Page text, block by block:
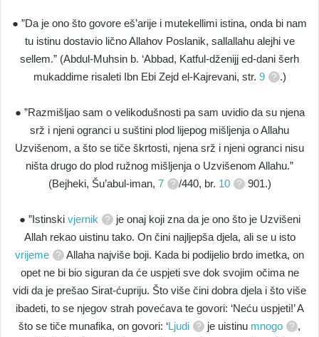
● ”Da je ono što govore eš’arije i mutekellimi istina, onda bi nam
tu istinu dostavio lično Allahov Poslanik, sallallahu alejhi ve
sellem.” (Abdul-Muhsin b. ‘Abbad, Katful-dženijj ed-dani šerh
mukaddime risaleti Ibn Ebi Zejd el-Kajrevani, str. 9 .)
● ”Razmišljao sam o velikodušnosti pa sam uvidio da su njena
srž i njeni ogranci u suštini plod lijepog mišljenja o Allahu
Uzvišenom, a što se tiče škrtosti, njena srž i njeni ogranci nisu
ništa drugo do plod ružnog mišljenja o Uzvišenom Allahu.”
(Bejheki, Šu’abul-iman, 7 /440, br. 10 901.)
● ”Istinski vjernik
je onaj koji zna da je ono što je Uzvišeni
Allah rekao uistinu tako. On čini najljepša djela, ali se u isto
vrijeme
Allaha najviše boji. Kada bi podijelio brdo imetka, on
opet ne bi bio siguran da će uspjeti sve dok svojim očima ne
vidi da je prešao Sirat-ćupriju. Što više čini dobra djela i što više
ibadeti, to se njegov strah povećava te govori: ‘Neću uspjeti!’ A
što se tiče munafika, on govori: ‘Ljudi je uistinu mnogo
,